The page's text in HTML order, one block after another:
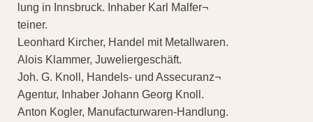
lung in Innsbruck. Inhaber Karl Malfer¬
teiner.
Leonhard Kircher, Handel mit Metallwaren.
Alois Klammer, Juweliergeschäft.
Joh. G. Knoll, Handels- und Assecuranz¬
Agentur, Inhaber Johann Georg Knoll.
Anton Kogler, Manufacturwaren-Handlung.